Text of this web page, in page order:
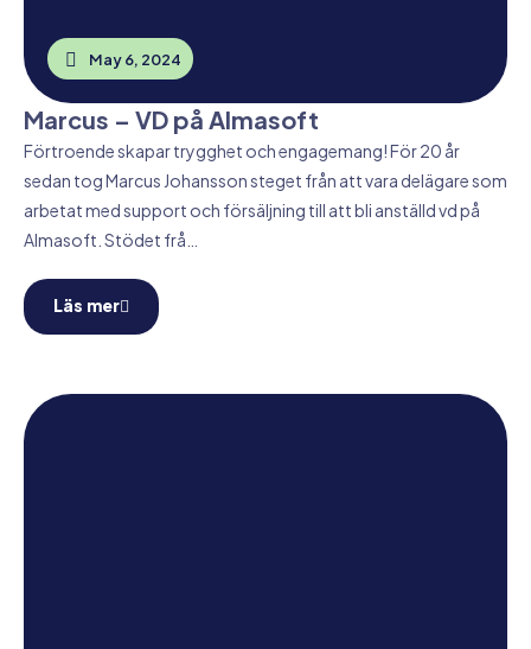
May 6, 2024
Marcus – VD på Almasoft
Förtroende skapar trygghet och engagemang! För 20 år
sedan tog Marcus Johansson steget från att vara delägare som
arbetat med support och försäljning till att bli anställd vd på
Almasoft. Stödet frå…
Läs mer